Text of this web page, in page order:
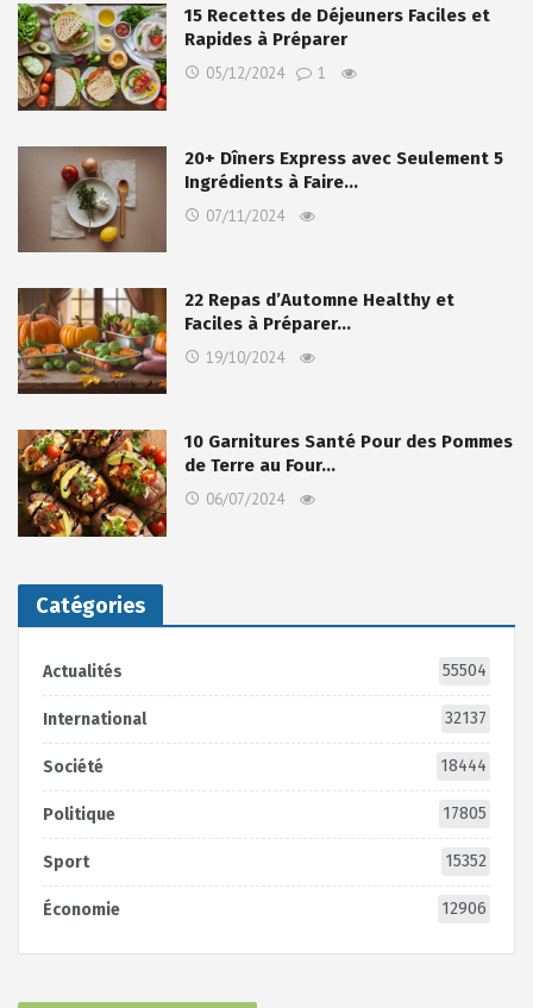
15 Recettes de Déjeuners Faciles et
Rapides à Préparer
05/12/2024 1
20+ Dîners Express avec Seulement 5
Ingrédients à Faire…
07/11/2024
22 Repas d’Automne Healthy et
Faciles à Préparer…
19/10/2024
10 Garnitures Santé Pour des Pommes
de Terre au Four…
06/07/2024
Catégories
Actualités 55504
International 32137
Société 18444
Politique 17805
Sport 15352
Économie 12906